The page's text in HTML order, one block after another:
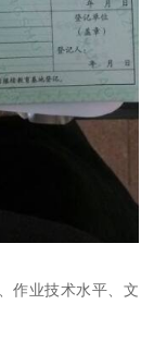
作业技术水平、文